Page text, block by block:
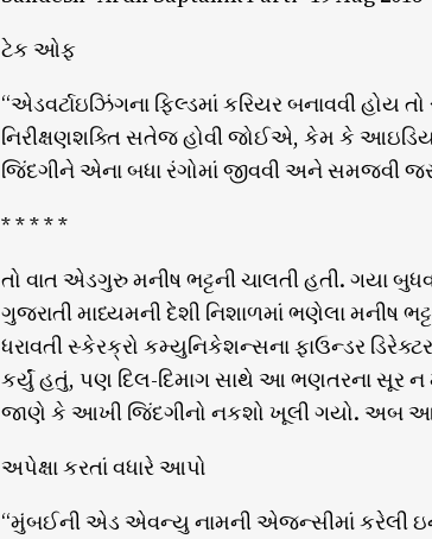
ટેક ઓફ
“એડવર્ટાઇઝિંગના ફિલ્ડમાં કરિયર બનાવવી
નિરીક્ષણશક્તિ સતેજ હોવી જોઈએ, કેમ કે
જિંદગીને એના બધા રંગોમાં જીવવી અને સમજવી
* * * * *
તો વાત એડગુરુ મનીષ ભટ્ટની ચાલતી હતી. ગયા
ગુજરાતી માધ્યમની દેશી નિશાળમાં ભણેલા મનીષ
ધરાવતી સ્કેરક્રો કમ્યુનિકેશન્સના ફાઉન્ડર
કર્યું હતું, પણ દિલ-દિમાગ સાથે આ ભણતરના સૂર
જાણે કે આખી જિંદગીનો નકશો ખૂલી ગયો. અબ
અપેક્ષા કરતાં વધારે આપો
“મુંબઈની એડ એવન્યુ નામની એજન્સીમાં કરેલી